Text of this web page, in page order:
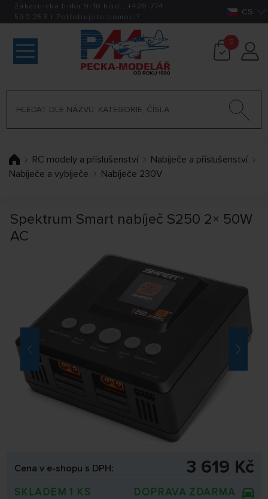
Zákaznická linka 9-18 hod.: +420 774
590 258 | Potřebujete pomoci? CS
0
RC modely a příslušenství
Nabíječe a příslušenství
Nabíječe a vybíječe
Nabíječe 230V
Spektrum Smart nabíječ S250 2× 50W
AC
Cena v e-shopu s DPH: 3 619 Kč
SKLADEM 1 KS DOPRAVA ZDARMA